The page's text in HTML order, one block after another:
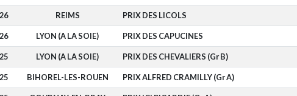
REIMS PRIX DES LICOLS
LYON (A LA SOIE) PRIX DES CAPUCINES
LYON (A LA SOIE) PRIX DES CHEVALIERS (Gr B)
BIHOREL-LES-ROUEN PRIX ALFRED CRAMILLY (Gr A)